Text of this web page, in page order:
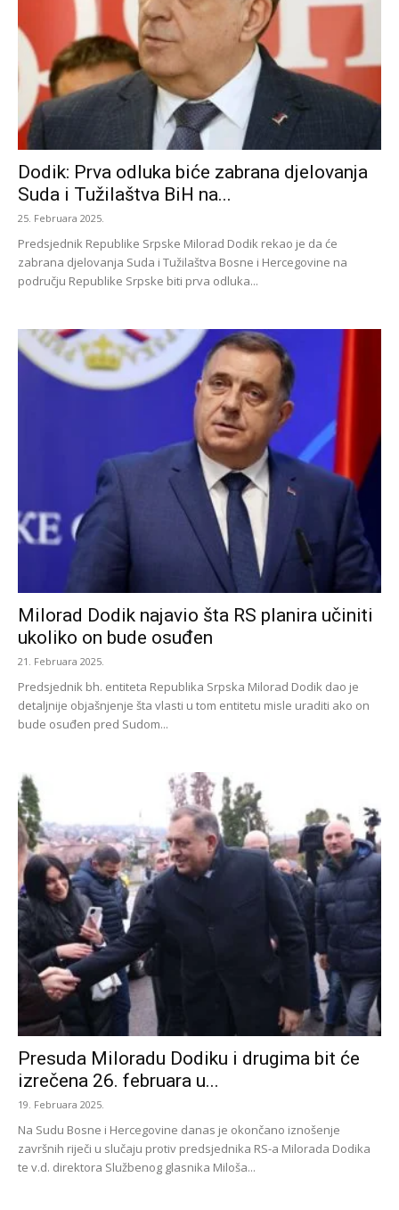
Dodik: Prva odluka biće zabrana djelovanja
Suda i Tužilaštva BiH na...
25. Februara 2025.
Predsjednik Republike Srpske Milorad Dodik rekao je da će
zabrana djelovanja Suda i Tužilaštva Bosne i Hercegovine na
području Republike Srpske biti prva odluka...
Milorad Dodik najavio šta RS planira učiniti
ukoliko on bude osuđen
21. Februara 2025.
Predsjednik bh. entiteta Republika Srpska Milorad Dodik dao je
detaljnije objašnjenje šta vlasti u tom entitetu misle uraditi ako on
bude osuđen pred Sudom...
Presuda Miloradu Dodiku i drugima bit će
izrečena 26. februara u...
19. Februara 2025.
Na Sudu Bosne i Hercegovine danas je okončano iznošenje
završnih riječi u slučaju protiv predsjednika RS-a Milorada Dodika
te v.d. direktora Službenog glasnika Miloša...